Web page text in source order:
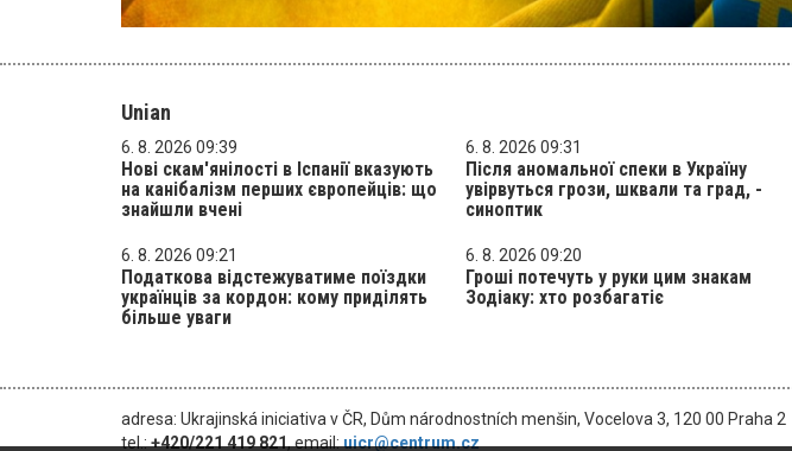
Unian
6. 8. 2026 09:39
Нові скам'янілості в Іспанії вказують
на канібалізм перших європейців: що
знайшли вчені
6. 8. 2026 09:31
Після аномальної спеки в Україну
увірвуться грози, шквали та град, -
синоптик
6. 8. 2026 09:21
Податкова відстежуватиме поїздки
українців за кордон: кому приділять
більше уваги
6. 8. 2026 09:20
Гроші потечуть у руки цим знакам
Зодіаку: хто розбагатіє
adresa: Ukrajinská iniciativa v ČR, Dům národnostních menšin, Vocelova 3, 120 00 Praha 2
tel.:+420/221 419 821, email:uicr@centrum.cz